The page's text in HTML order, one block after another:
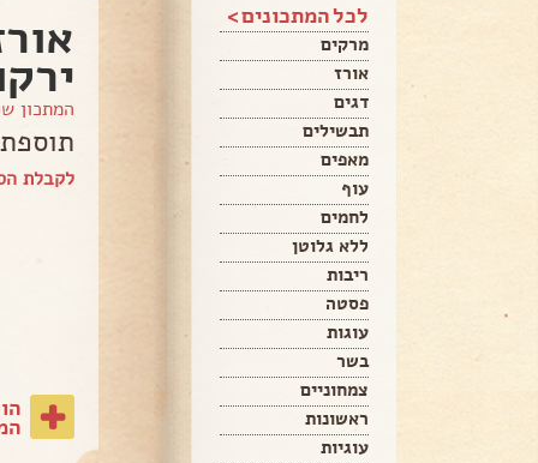
לכל המתכונים >
מרקים
אורז
דגים
תבשילים
מאפים
עוף
לחמים
ללא גלוטן
ריבות
פסטה
עוגות
בשר
צמחוניים
ראשונות
עוגיות
המתכון
לקבלת